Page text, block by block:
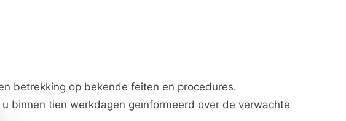
betrekking op bekende feiten en procedures.
binnen tien werkdagen geïnformeerd over de verwachte